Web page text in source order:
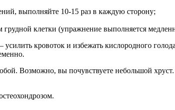
выполняйте 10-15 раз в каждую сторону;
клетки (упражнение выполняется
кровоток и избежать кислородного
Возможно, вы почувствуете небольшой